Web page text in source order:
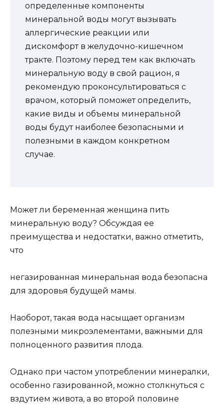
определенные компоненты
минеральной воды могут вызывать
аллергические реакции или
дискомфорт в желудочно-кишечном
тракте. Поэтому перед тем как включать
минеральную воду в свой рацион, я
рекомендую проконсультироваться с
врачом, который поможет определить,
какие виды и объемы минеральной
воды будут наиболее безопасными и
полезными в каждом конкретном
случае.
Может ли беременная женщина пить
минеральную воду? Обсуждая ее
преимущества и недостатки, важно отметить,
что
негазированная минеральная вода безопасна
для здоровья будущей мамы.
Наоборот, такая вода насыщает организм
полезными микроэлементами, важными для
полноценного развития плода.
Однако при частом употреблении минералки,
особенно газированной, можно столкнуться с
вздутием живота, а во второй половине